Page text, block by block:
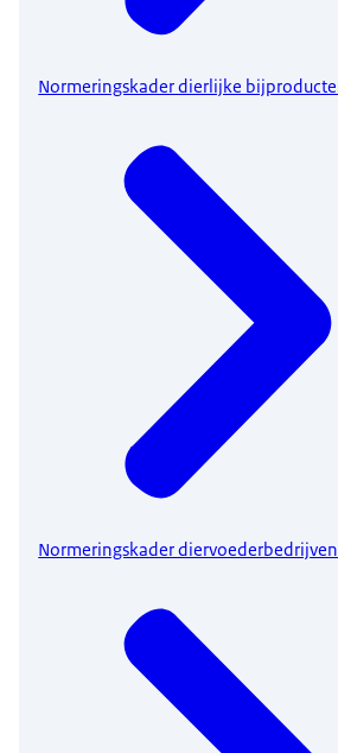
Normeringskader dierlijke
Normeringskader diervoederbedrijven